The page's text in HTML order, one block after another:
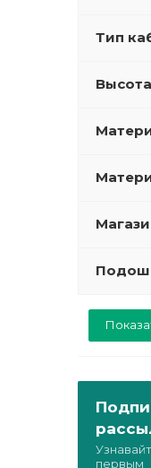
Тип
первым